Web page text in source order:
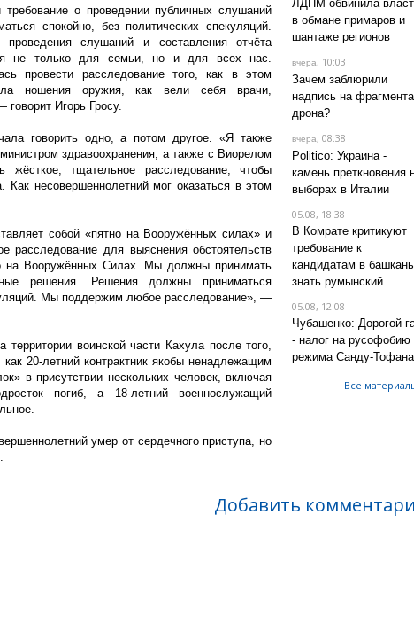
о проведении публичных слушаний
спокойно, без политических спекуляций.
слушаний и составления отчёта
не только для семьи, но и для всех нас.
провести расследование того, как в этом
ношения оружия, как вели себя врачи,
Игорь Гросу.
говорить одно, а потом другое. «Я также
здравоохранения, а также с Виорелом
жёсткое, тщательное расследование, чтобы
несовершеннолетний мог оказаться в этом
собой «пятно на Вооружённых силах» и
расследование для выяснения обстоятельств
на Вооружённых Силах. Мы должны принимать
решения. Решения должны приниматься
Мы поддержим любое расследование», —
территории воинской части Кахула после того,
как 20-летний контрактник якобы ненадлежащим
в присутствии нескольких человек, включая
погиб, а 18-летний военнослужащий
умер от сердечного приступа, но
ЛДПМ обвинила
в обмане примаров и
шантаже регионов
вчера, 10:03
Зачем заблюрили
надпись на
дрона?
вчера, 08:38
Politico: Украина -
камень преткновения
выборах в Италии
05.08, 18:38
В Комрате критикуют
требование к
кандидатам в
знать румынский
05.08, 12:08
Чубашенко: Дорогой
- налог на русофобию
режима Санду-Тофана
Все
Добавить